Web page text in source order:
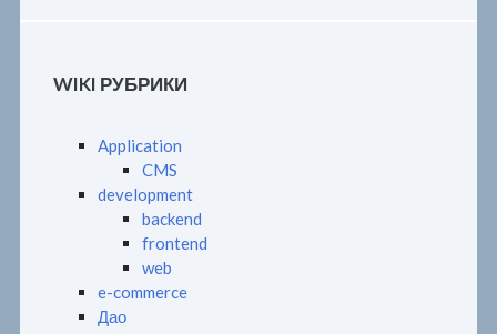
WIKI РУБРИКИ
Application
CMS
development
backend
frontend
web
e-commerce
Дао